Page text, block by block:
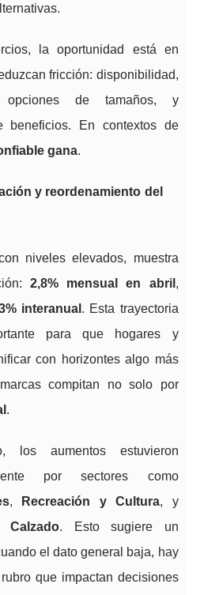
la oportunidad está en
fricción: disponibilidad,
de tamaños, y
beneficios. En contextos de
gana.
y reordenamiento del
niveles elevados, muestra
2,8% mensual en abril ,
interanual . Esta trayectoria
para que hogares y
con horizontes algo más
compitan no solo por
.
los aumentos estuvieron
por sectores como
, Recreación y Cultura, y
. Esto sugiere un
el dato general baja, hay
que impactan decisiones